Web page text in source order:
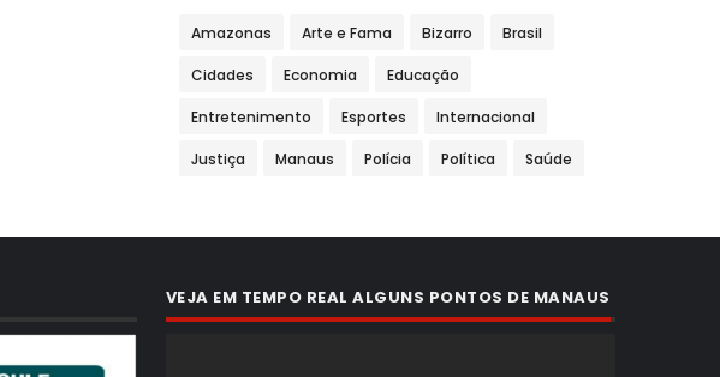
Amazonas Arte e Fama Bizarro Brasil
Cidades Economia Educação
Entretenimento Esportes Internacional
Justiça Manaus Polícia Política Saúde
VEJA EM TEMPO REAL ALGUNS PONTOS DE MANAUS